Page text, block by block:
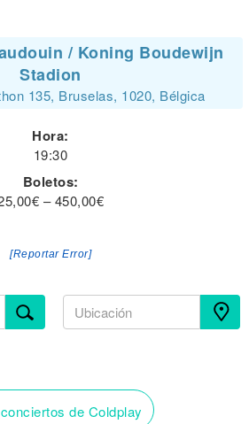
/ Koning Boudewijn
Stadion
135, Bruselas, 1020, Bélgica
Hora:
19:30
Boletos:
– 450,00€
[Reportar Error]
de Coldplay